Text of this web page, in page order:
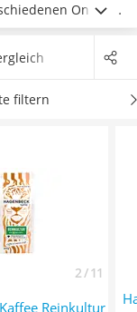
Online-
Sie je nach Art
Bohnen oder
bevorzugen.
das
Eigenschaften.
filtern
2 / 11
Reinkultur